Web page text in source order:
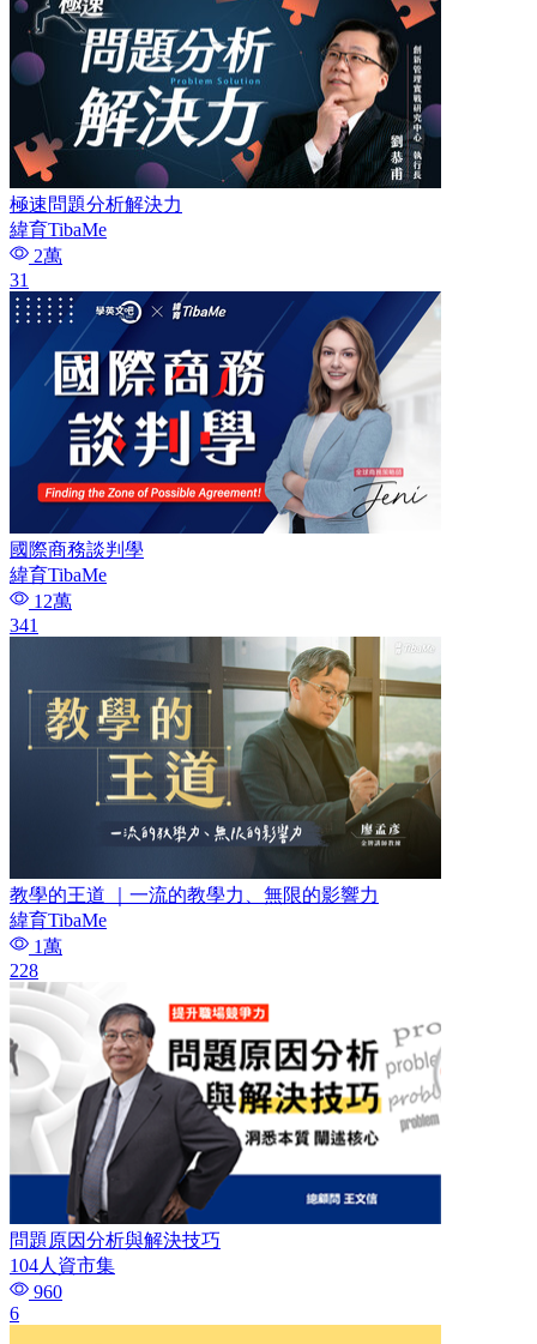
極速問題分析解決力
緯育TibaMe
2萬
31
國際商務談判學
緯育TibaMe
12萬
341
教學的王道 ｜一流的教學力、無限的影響力
緯育TibaMe
1萬
228
問題原因分析與解決技巧
104人資市集
960
6